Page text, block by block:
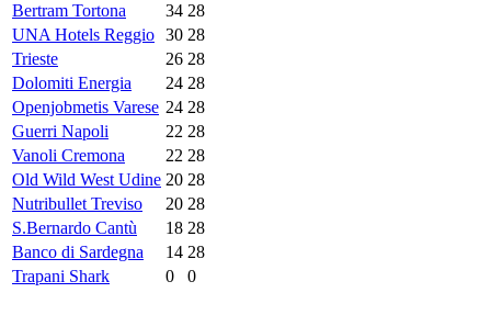
Bertram Tortona
34 28
UNA Hotels Reggio 30 28
Trieste
26 28
Dolomiti Energia
24 28
Openjobmetis Varese 24 28
Guerri Napoli
22 28
Vanoli Cremona
22 28
Old Wild West Udine 20 28
Nutribullet Treviso
20 28
S.Bernardo Cantù
18 28
Banco di Sardegna
14 28
Trapani Shark
0 0